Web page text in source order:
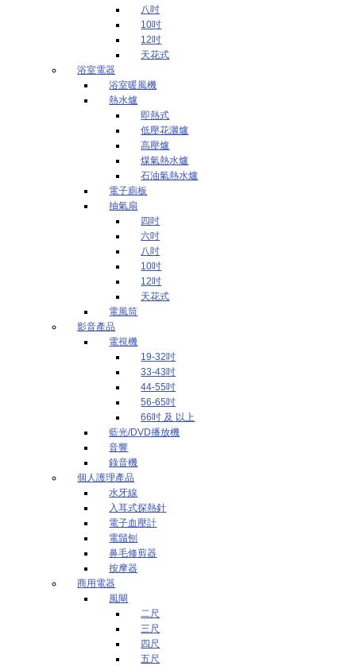
八吋
10吋
12吋
天花式
浴室電器
浴室暖風機
熱水爐
即熱式
低壓花灑爐
高壓爐
煤氣熱水爐
石油氣熱水爐
電子廁板
抽氣扇
四吋
六吋
八吋
10吋
12吋
天花式
電風筒
影音產品
電視機
19-32吋
33-43吋
44-55吋
56-65吋
66吋 及 以上
藍光/DVD播放機
音響
錄音機
個人護理產品
水牙線
入耳式探熱針
電子血壓計
電鬚刨
鼻毛修剪器
按摩器
商用電器
風閘
二尺
三尺
四尺
五尺